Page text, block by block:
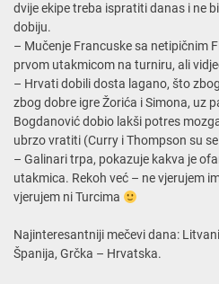
dvije ekipe treba ispratiti danas i ne
dobiju.
– Mučenje Francuske sa netipičnim
prvom utakmicom na turniru, ali
– Hrvati dobili dosta lagano, što
zbog dobre igre Žorića i Simona, uz
Bogdanović dobio lakši potres
ubrzo vratiti (Curry i Thompson su
– Galinari trpa, pokazuje kakva je
utakmica. Rekoh već – ne vjerujem
vjerujem ni Turcima
Najinteresantniji mečevi dana:
Španija, Grčka – Hrvatska.